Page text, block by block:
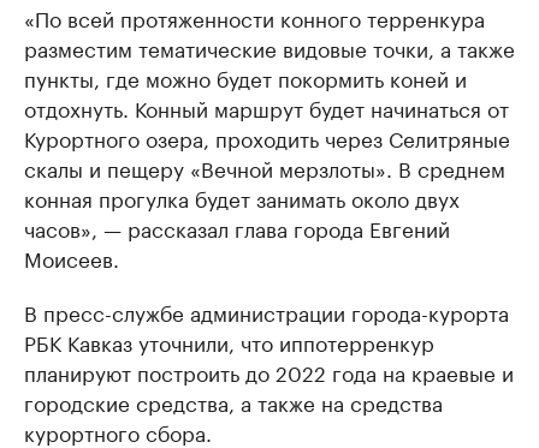
«По всей протяженности конного терренкура
разместим тематические видовые точки, а также
пункты, где можно будет покормить коней и
отдохнуть. Конный маршрут будет начинаться от
Курортного озера, проходить через Селитряные
скалы и пещеру «Вечной мерзлоты». В среднем
конная прогулка будет занимать около двух
часов», — рассказал глава города Евгений
Моисеев.
В пресс-службе администрации города-курорта
РБК Кавказ уточнили, что иппотерренкур
планируют построить до 2022 года на краевые и
городские средства, а также на средства
курортного сбора.